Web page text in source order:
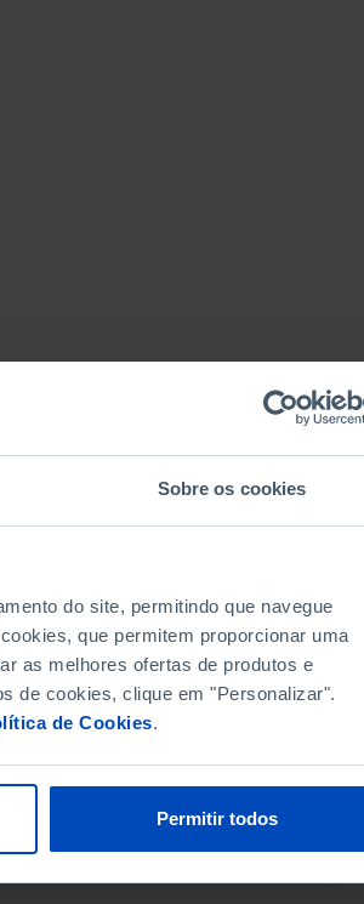
Sobre os cookies
do site, permitindo que navegue
que permitem proporcionar uma
as melhores ofertas de produtos e
de cookies, clique em "Personalizar".
de Cookies.
Permitir todos